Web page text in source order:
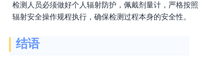
检测人员必须做好个人辐射防护，佩戴剂量计，严格按照
辐射安全操作规程执行，确保检测过程本身的安全性。
结语